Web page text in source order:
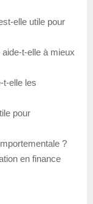
elle utile pour
t-elle à mieux
t-elle les
pour
?
en finance